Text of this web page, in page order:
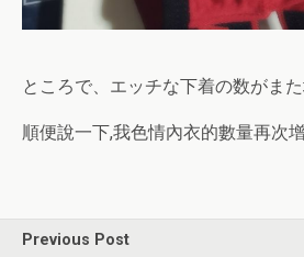
ところで、エッチな下着の数がまた
順便說一下,我色情內衣的數量再次
Previous Post